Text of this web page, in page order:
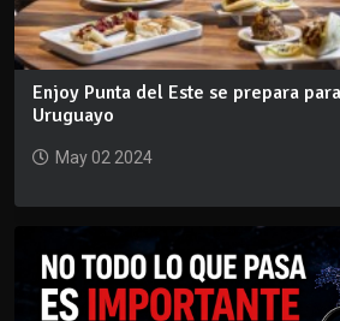
Enjoy Punta del Este se prepara
Uruguayo
May 02 2024